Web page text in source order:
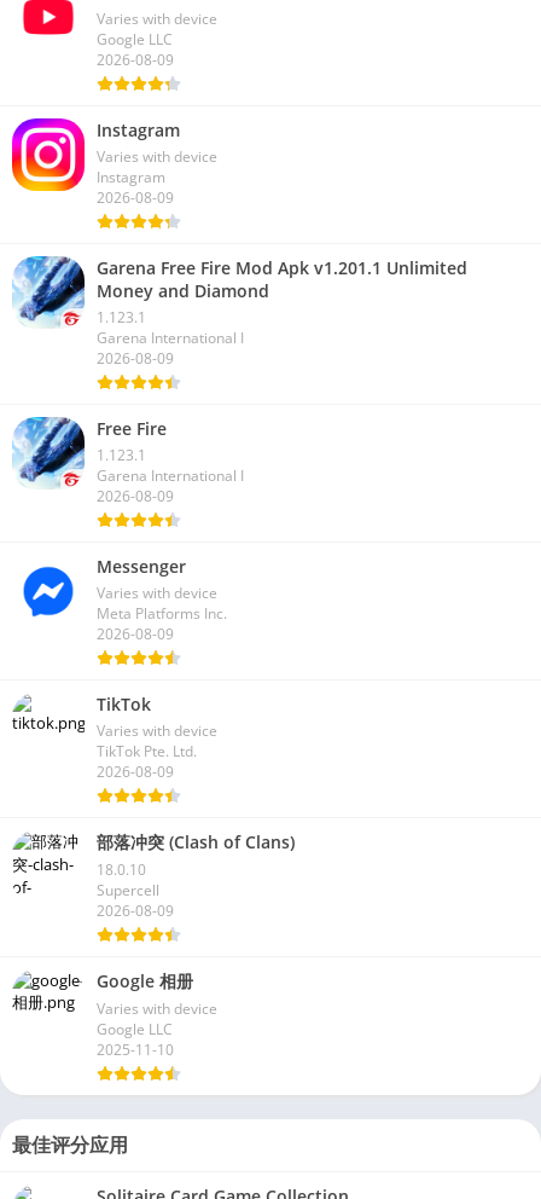
YouTube
Varies with device
Google LLC
Instagram
Varies with device
Instagram
Garena Free Fire Mod Apk v1.201.1 Unlimited
Money and Diamond
1.123.1
Garena International I
Free Fire
1.123.1
Garena International I
Messenger
Varies with device
Meta Platforms Inc.
TikTok
Varies with device
TikTok Pte. Ltd.
部落冲突 (Clash of Clans)
18.0.10
Supercell
Google 相册
Varies with device
Google LLC
最佳评分应用